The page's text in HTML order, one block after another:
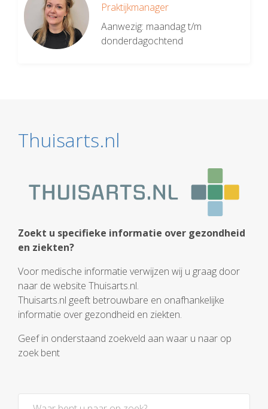
Praktijkmanager
Aanwezig: maandag t/m
donderdagochtend
Thuisarts.nl
Zoekt u specifieke informatie over gezondheid
en ziekten?
Voor medische informatie verwijzen wij u graag door
naar de website Thuisarts.nl.
Thuisarts.nl geeft betrouwbare en onafhankelijke
informatie over gezondheid en ziekten.
Geef in onderstaand zoekveld aan waar u naar op
zoek bent